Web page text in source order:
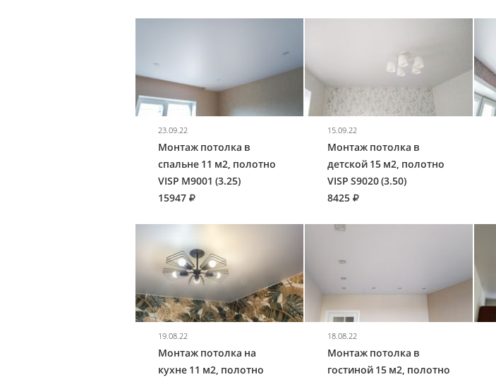
23.09.22
Монтаж потолка в
спальне 11 м2, полотно
VISP M9001 (3.25)
15947
15.09.22
Монтаж потолка в
детской 15 м2, полотно
VISP S9020 (3.50)
8425
19.08.22
Монтаж потолка на
кухне 11 м2, полотно
18.08.22
Монтаж потолка в
гостиной 15 м2, полотно